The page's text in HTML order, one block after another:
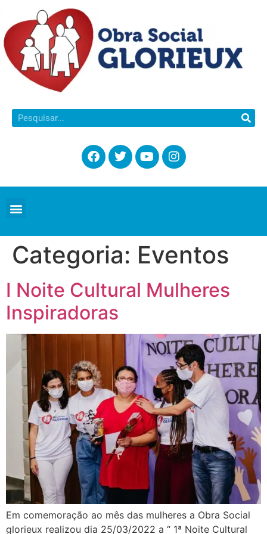
Categoria: Eventos
I Noite Cultural Mulheres
Inspiradoras
Em comemoração ao mês das mulheres a Obra Social
glorieux realizou dia 25/03/2022 a “ 1ª Noite Cultural